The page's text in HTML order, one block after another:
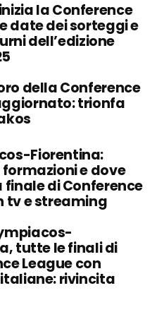
la Conference
date dei sorteggi e
dell’edizione
della Conference
trionfa
Fiorentina:
e dove
finale di Conference
tv e streaming
tutte le finali di
League con
rivincita